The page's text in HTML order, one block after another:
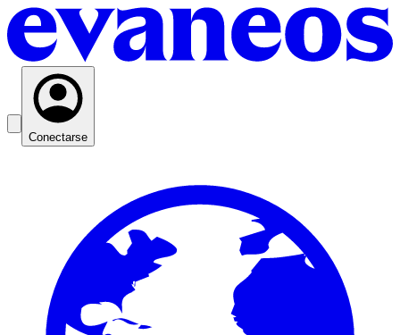
Conectarse